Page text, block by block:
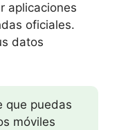
aplicaciones
oficiales.
datos
que puedas
móviles